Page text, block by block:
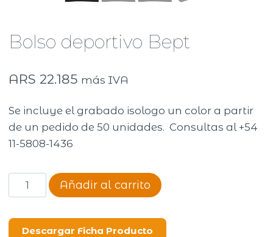
Bolso deportivo Bept
ARS 22.185 más IVA
Se incluye el grabado isologo un color a partir
de un pedido de 50 unidades. Consultas al +54
11-5808-1436
Bolso
deportivo
cantidad
Añadir al carrito
Descargar Ficha Producto